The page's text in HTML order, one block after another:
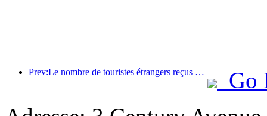
Prev:Le nombre de touristes étrangers reçus par Jinjiang Hotels (Chine) a augmenté de plus de 9 fois par rapport à l'année précédente
Go